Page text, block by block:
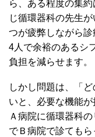
ら、ある程度の集
じ循環器科の先生
つが疲弊しながら
4人で余裕のあるシ
負担を減らせます。
しかし問題は、「
いと、必要な機能が
Ａ病院に循環器科
でＢ病院で診ても